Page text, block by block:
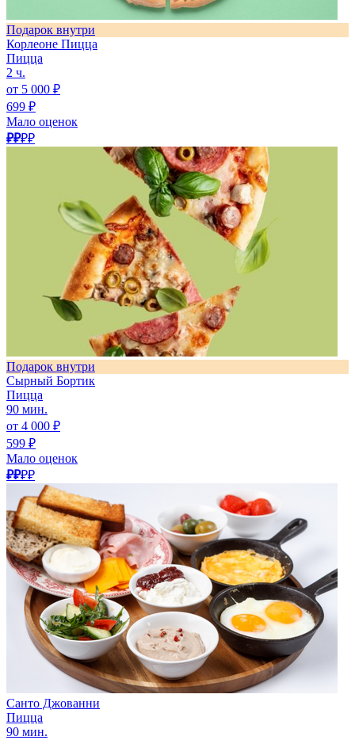
Подарок внутри
Корлеоне Пицца
Пицца
2 ч.
от 5 000 ₽
699 ₽
Мало оценок
₽₽₽₽
Подарок внутри
Сырный Бортик
Пицца
90 мин.
от 4 000 ₽
599 ₽
Мало оценок
₽₽₽₽
Санто Джованни
Пицца
90 мин.